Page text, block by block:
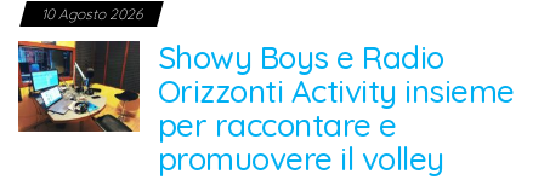
10 Agosto 2026
Showy Boys e Radio
Orizzonti Activity insieme
per raccontare e
promuovere il volley